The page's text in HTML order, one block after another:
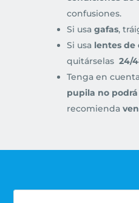
confusiones.
Si usa gafas,
Si usa lentes de
quitárselas 24/
Tenga en
pupila no
recomienda